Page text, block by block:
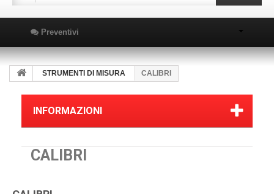
Preventivi
STRUMENTI DI MISURA CALIBRI
INFORMAZIONI
CALIBRI